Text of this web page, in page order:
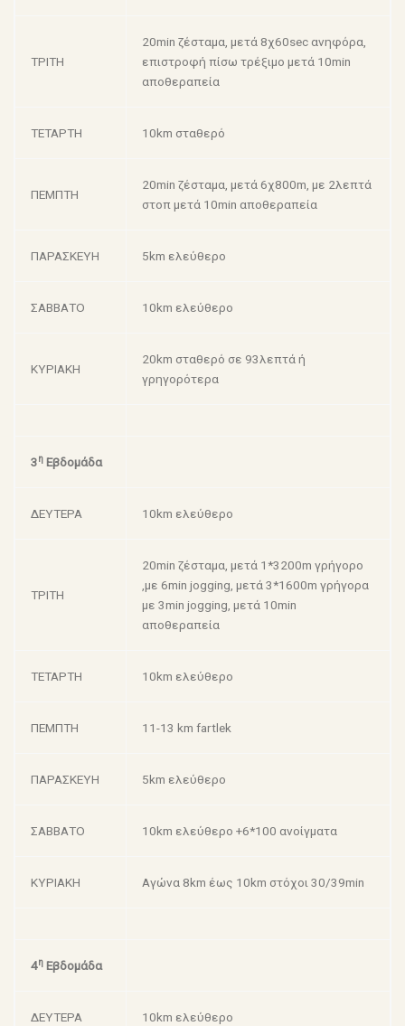
ΤΡΙΤΗ
20min ζέσταμα, μετά 8χ60sec ανηφόρα,
επιστροφή πίσω τρέξιμο μετά 10min
αποθεραπεία
ΤΕΤΑΡΤΗ 10km σταθερό
ΠΕΜΠΤΗ
20min ζέσταμα, μετά 6χ800m, με 2λεπτά
στοπ μετά 10min αποθεραπεία
ΠΑΡΑΣΚΕΥΗ 5km ελεύθερο
ΣΑΒΒΑΤΟ 10km ελεύθερο
ΚΥΡΙΑΚΗ
20km σταθερό σε 93λεπτά ή
γρηγορότερα
3η Εβδομάδα
ΔΕΥΤΕΡΑ 10km ελεύθερο
ΤΡΙΤΗ
20min ζέσταμα, μετά 1*3200m γρήγορο
,με 6min jogging, μετά 3*1600m γρήγορα
με 3min jogging, μετά 10min
αποθεραπεία
ΤΕΤΑΡΤΗ 10km ελεύθερο
ΠΕΜΠΤΗ 11-13 km fartlek
ΠΑΡΑΣΚΕΥΗ 5km ελεύθερο
ΣΑΒΒΑΤΟ 10km ελεύθερο +6*100 ανοίγματα
ΚΥΡΙΑΚΗ Αγώνα 8km έως 10km στόχοι 30/39min
4η Εβδομάδα
ΔΕΥΤΕΡΑ 10km ελεύθερο